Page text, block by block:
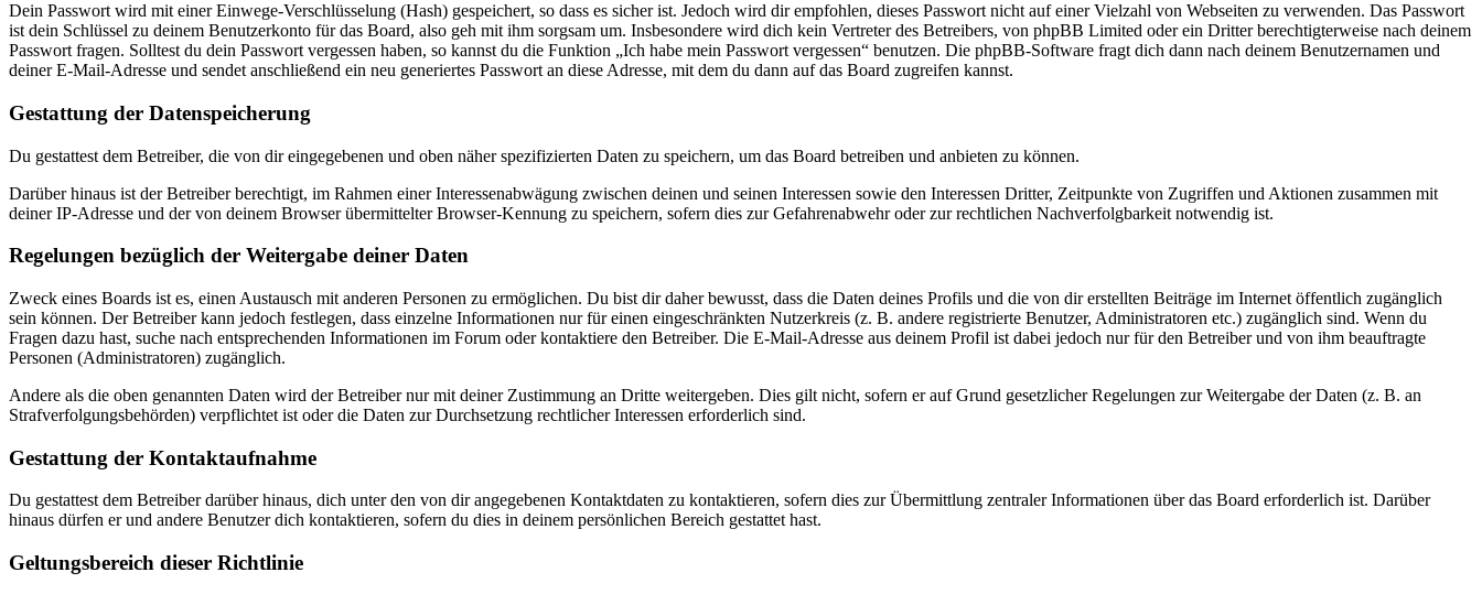
Dein Passwort wird mit einer Einwege-Verschlüsselung (Hash) gespeichert, so dass es sicher ist. Jedoch wird dir empfohlen, dieses Passwort nicht auf einer Vielzahl von Webseiten zu verwenden. Das Passwort
ist dein Schlüssel zu deinem Benutzerkonto für das Board, also geh mit ihm sorgsam um. Insbesondere wird dich kein Vertreter des Betreibers, von phpBB Limited oder ein Dritter berechtigterweise nach deinem
Passwort fragen. Solltest du dein Passwort vergessen haben, so kannst du die Funktion „Ich habe mein Passwort vergessen“ benutzen. Die phpBB-Software fragt dich dann nach deinem Benutzernamen und
deiner E-Mail-Adresse und sendet anschließend ein neu generiertes Passwort an diese Adresse, mit dem du dann auf das Board zugreifen kannst.
Gestattung der Datenspeicherung
Du gestattest dem Betreiber, die von dir eingegebenen und oben näher spezifizierten Daten zu speichern, um das Board betreiben und anbieten zu können.
Darüber hinaus ist der Betreiber berechtigt, im Rahmen einer Interessenabwägung zwischen deinen und seinen Interessen sowie den Interessen Dritter, Zeitpunkte von Zugriffen und Aktionen zusammen mit
deiner IP-Adresse und der von deinem Browser übermittelter Browser-Kennung zu speichern, sofern dies zur Gefahrenabwehr oder zur rechtlichen Nachverfolgbarkeit notwendig ist.
Regelungen bezüglich der Weitergabe deiner Daten
Zweck eines Boards ist es, einen Austausch mit anderen Personen zu ermöglichen. Du bist dir daher bewusst, dass die Daten deines Profils und die von dir erstellten Beiträge im Internet öffentlich zugänglich
sein können. Der Betreiber kann jedoch festlegen, dass einzelne Informationen nur für einen eingeschränkten Nutzerkreis (z. B. andere registrierte Benutzer, Administratoren etc.) zugänglich sind. Wenn du
Fragen dazu hast, suche nach entsprechenden Informationen im Forum oder kontaktiere den Betreiber. Die E-Mail-Adresse aus deinem Profil ist dabei jedoch nur für den Betreiber und von ihm beauftragte
Personen (Administratoren) zugänglich.
Andere als die oben genannten Daten wird der Betreiber nur mit deiner Zustimmung an Dritte weitergeben. Dies gilt nicht, sofern er auf Grund gesetzlicher Regelungen zur Weitergabe der Daten (z. B. an
Strafverfolgungsbehörden) verpflichtet ist oder die Daten zur Durchsetzung rechtlicher Interessen erforderlich sind.
Gestattung der Kontaktaufnahme
Du gestattest dem Betreiber darüber hinaus, dich unter den von dir angegebenen Kontaktdaten zu kontaktieren, sofern dies zur Übermittlung zentraler Informationen über das Board erforderlich ist. Darüber
hinaus dürfen er und andere Benutzer dich kontaktieren, sofern du dies in deinem persönlichen Bereich gestattet hast.
Geltungsbereich dieser Richtlinie